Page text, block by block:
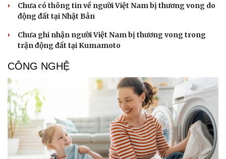
Chưa có thông tin về người Việt Nam bị thương vong do
động đất tại Nhật Bản
Chưa ghi nhận người Việt Nam bị thương vong trong
trận động đất tại Kumamoto
CÔNG NGHỆ